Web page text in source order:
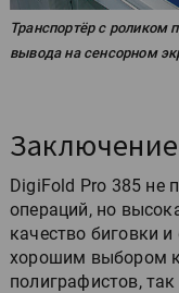
Транспортёр с роликом
вывода на сенсорном
Заключение
DigiFold Pro 385 не
операций, но
качество биговки
хорошим выбором
полиграфистов,